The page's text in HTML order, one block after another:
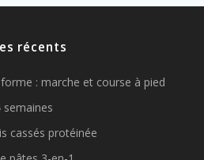
récents
: marche et course à pied
semaines
cassés protéinée